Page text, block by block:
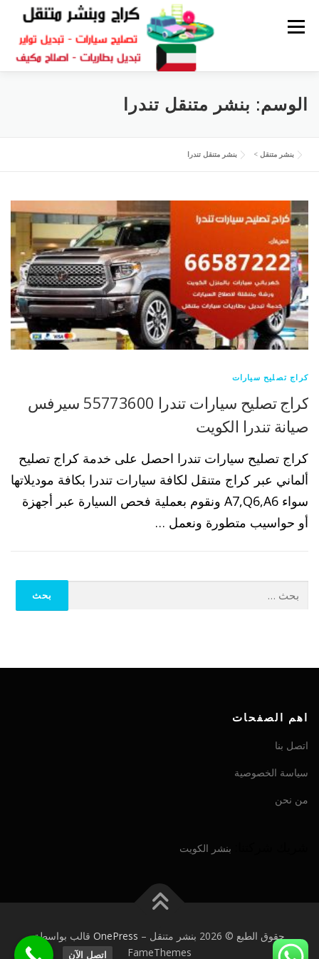
القائمة
بنشر الكويت كراج متنقلالوسم: بنشر متنقل تندرا
بنشر متنقل > بنشر متنقل تندرا
كراج تصليح سيارات
كراج تصليح سيارات تندرا 55773600 سيرفس
صيانة تندرا الكويت
كراج تصليح سيارات تندرا احصل على خدمة كراج تصليح
ألماني عبر كراج متنقل لكافة سيارات تندرا بكافة موديلاتها
سواء A7,Q6,A6 ونقوم بعملية فحص السيارة عبر أجهزة
أو حواسيب متطورة ونعمل …
اهم الصفحات
اتصل بنا
سياسة الخصوصية
من نحن
بنشر الكويت
حقوق الطبع © 2026 بنشر متنقل –
OnePress قالب بواسطة
FameThemes
اتصل الآن